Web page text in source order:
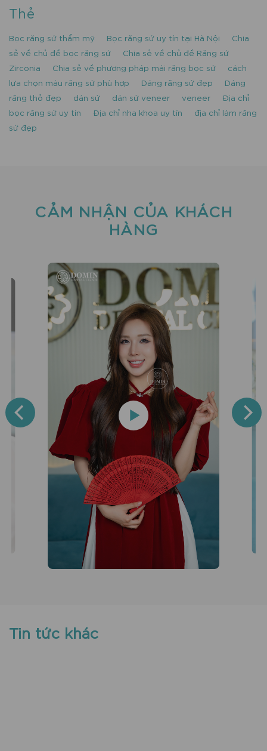
Thẻ
Bọc răng sứ thẩm mỹ Bọc răng sứ uy tín tại Hà Nội
Chia
sẻ về chủ đề bọc răng sứ
Chia sẻ về chủ đề Răng sứ
Zirconia
Chia sẻ về phương pháp mài răng bọc sứ
cách
lựa chọn màu răng sứ phù hợp
Dáng răng sứ đẹp
Dáng
răng thỏ đẹp
dán sứ dán sứ veneer veneer
Địa chỉ
bọc răng sứ uy tín
Địa chỉ nha khoa uy tín
địa chỉ làm răng
sứ đẹp
CẢM NHẬN CỦA KHÁCH
HÀNG
Tin tức khác